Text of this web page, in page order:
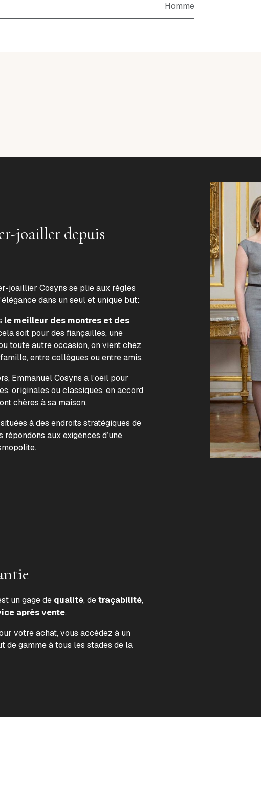
Homme
joailler depuis
joaillier Cosyns se plie aux règles
dans un seul et unique but:
le meilleur des montres et des
soit pour des fiançailles, une
toute autre occasion, on vient chez
entre collègues ou entre amis.
Emmanuel Cosyns a l’oeil pour
originales ou classiques, en accord
chères à sa maison.
à des endroits stratégiques de
aux exigences d’une
un gage de qualité, detraçabilité,
après vente.
votre achat, vous accédez à un
de gamme à tous les stades de la